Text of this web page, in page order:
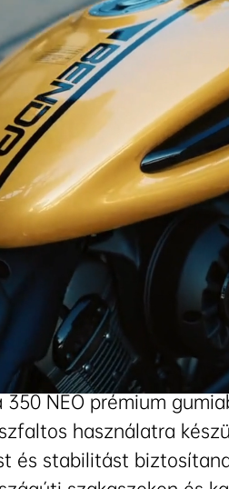
hangolt biztonsági
350 NEO prémium
használatra
és stabilitást